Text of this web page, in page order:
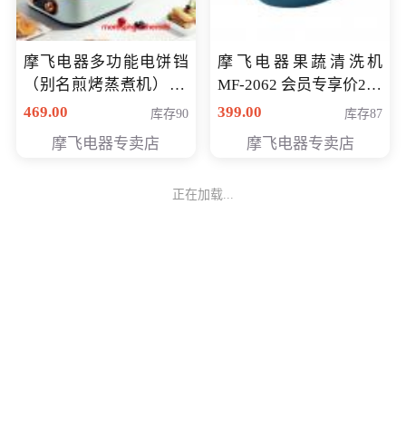
摩飞电器多功能电饼铛
（别名煎烤蒸煮机） 型
号MF-8888B 会员专享
469.00 库存90
摩飞电器专卖店
摩飞电器果蔬清洗机
MF-2062 会员专享价268
元
399.00 库存87
摩飞电器专卖店
正在加载...